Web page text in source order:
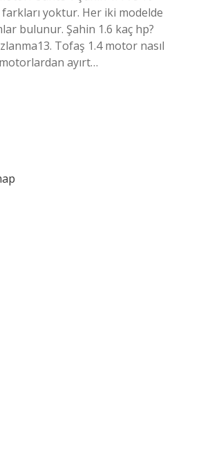
farkları yoktur. Her iki modelde
bulunur. Şahin 1.6 kaç hp?
Tofaş 1.4 motor nasıl
ayırt…